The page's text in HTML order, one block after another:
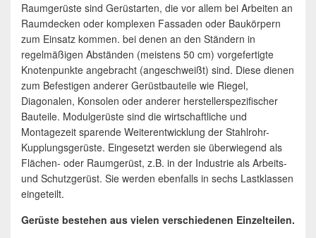
Raumgerüste sind Gerüstarten, die vor allem bei Arbeiten an
Raumdecken oder komplexen Fassaden oder Baukörpern
zum Einsatz kommen. bei denen an den Ständern in
regelmäßigen Abständen (meistens 50 cm) vorgefertigte
Knotenpunkte angebracht (angeschweißt) sind. Diese dienen
zum Befestigen anderer Gerüstbauteile wie Riegel,
Diagonalen, Konsolen oder anderer herstellerspezifischer
Bauteile. Modulgerüste sind die wirtschaftliche und
Montagezeit sparende Weiterentwicklung der Stahlrohr-
Kupplungsgerüste. Eingesetzt werden sie überwiegend als
Flächen- oder Raumgerüst, z.B. in der Industrie als Arbeits-
und Schutzgerüst. Sie werden ebenfalls in sechs Lastklassen
eingeteilt.
Gerüste bestehen aus vielen verschiedenen Einzelteilen.